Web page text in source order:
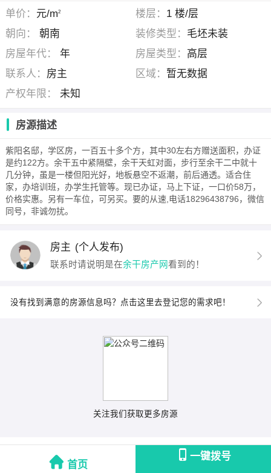
首页
一键拨号
单价： 元/m2 楼层： 1 楼/层
朝向：
朝南 装修类型： 毛坯未装
房屋年代：
年 房屋类型： 高层
联系人： 房主 区域： 暂无数据
产权年限：
未知
房源描述
紫阳名邸，学区房，一百五十多个方，其中30左右方赠送面积，办证
是约122方。余干五中紧隔壁，余干天虹对面，步行至余干二中就十
几分钟，虽是一楼但阳光好，地板悬空不返潮，前后通透。适合住
家，办培训班，办学生托管等。现已办证，马上下证，一口价58万，
价格实惠。另有一车位，可另买。要的从速,电话18296438796，微信
同号，非诚勿扰。
房主 (个人发布)
联系时请说明是在余干房产网看到的！
没有找到满意的房源信息吗？点击这里去登记您的需求吧！
关注我们获取更多房源